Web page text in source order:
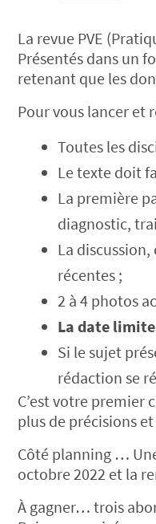
La revue PVE
Présentés dans un
retenant que les
Pour vous lancer et
Toutes les
Le texte doit
La première
diagnostic,
La
récentes ;
2 à 4 photos
La date limite
Si le sujet
rédaction se
C’est votre premier
plus de précisions
Côté planning …
octobre 2022 et la
À gagner… trois